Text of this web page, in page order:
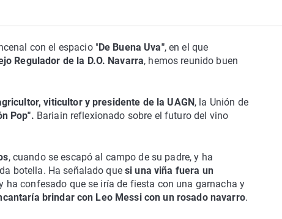
con el espacio "De Buena Uva", en el que
Regulador de la D.O. Navarra, hemos reunido buen
viticultor y presidente de la UAGN, la Unión de
Pop". Bariain reflexionado sobre el futuro del vino
, cuando se escapó al campo de su padre, y ha
botella. Ha señalado quesi una viña fuera un
ha confesado que se iría de fiesta con una garnacha y
brindar con Leo Messi con un rosado navarro.